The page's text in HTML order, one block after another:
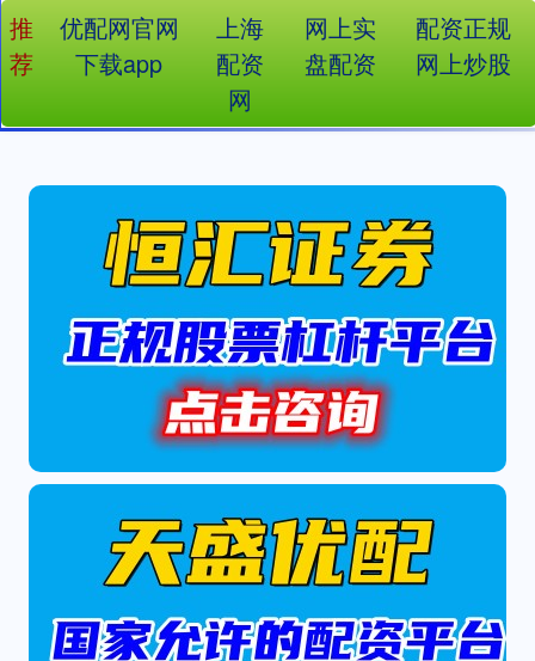
推
荐
优配网官网
下载app
上海
配资
网
网上实
盘配资
配资正规
网上炒股